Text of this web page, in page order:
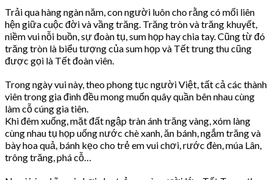
Trải qua hàng ngàn năm, con người luôn cho rằng có mối liên
hện giữa cuộc đời và vầng trăng. Trăng tròn và trăng khuyết,
niềm vui nỗi buồn, sự đoàn tụ, sum họp hay chia tay. Cũng từ đó
trăng tròn là biểu tượng của sum họp và Tết trung thu cũng
được gọi là Tết đoàn viên.
Trong ngày vui này, theo phong tục người Việt, tất cả các thành
viên trong gia đình đều mong muốn quây quần bên nhau cùng
làm cỗ cúng gia tiên.
Khi đêm xuống, mặt đất ngập tràn ánh trăng vàng, xóm làng
cùng nhau tụ họp uống nước chè xanh, ăn bánh, ngắm trăng và
bày hoa quả, bánh kẹo cho trẻ em vui chơi, rước đèn, múa Lân,
trông trăng, phá cỗ…